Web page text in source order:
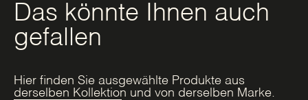
Das könnte Ihnen auch
gefallen
Hier finden Sie ausgewählte Produkte aus
derselben Kollektion und von derselben Marke.